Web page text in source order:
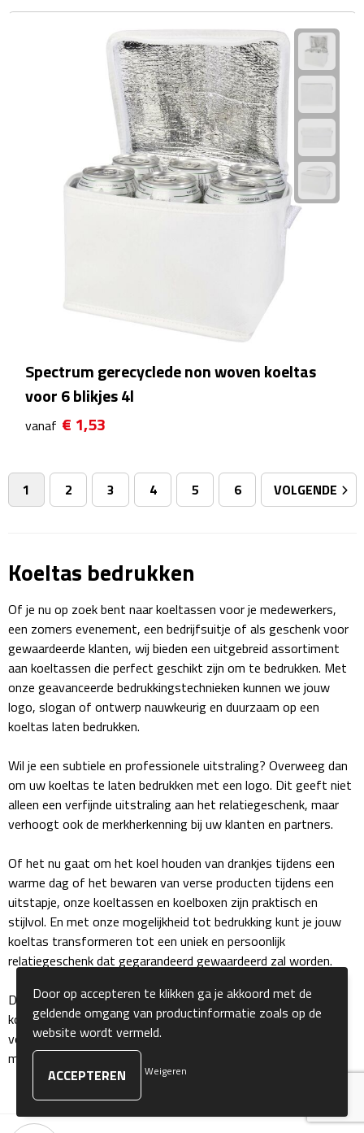
Kleding & Caps
Badtextiel & Douche
Bovenkleding
Overhemden
Fleecevesten
Broeken
Korte broeken
Lange broeken
Rokken
Ondergoed & Sokken
Ondergoed
Sokken
Bandanas
Caps
Hoeden
Mutsen
Oorwarmers
Zonnekleppen
Handschoenen & Sjaals
Spectrum gerecyclede non woven koeltas
voor 6 blikjes 4l
vanaf € 1,53
1 2 3 4 5 6 VOLGENDE
Koeltas bedrukken
Of je nu op zoek bent naar koeltassen voor je medewerkers,
een zomers evenement, een bedrijfsuitje of als geschenk voor
gewaardeerde klanten, wij bieden een uitgebreid assortiment
aan koeltassen die perfect geschikt zijn om te bedrukken. Met
onze geavanceerde bedrukkingstechnieken kunnen we jouw
logo, slogan of ontwerp nauwkeurig en duurzaam op een
koeltas laten bedrukken.
Wil je een subtiele en professionele uitstraling? Overweeg dan
om uw koeltas te laten bedrukken met een logo. Dit geeft niet
alleen een verfijnde uitstraling aan het relatiegeschenk, maar
verhoogt ook de merkherkenning bij uw klanten en partners.
Of het nu gaat om het koel houden van drankjes tijdens een
warme dag of het bewaren van verse producten tijdens een
uitstapje, onze koeltassen en koelboxen zijn praktisch en
stijlvol. En met onze mogelijkheid tot bedrukking kunt je jouw
koeltas transformeren tot een uniek en persoonlijk
relatiegeschenk dat gegarandeerd gewaardeerd zal worden.
Dus waar wacht je nog op? Ontdek ons assortiment aan
koeltassen en laat ze bedrukken met jouw logo of boodschap
voor een onvergetelijk relatiegeschenk dat zowel praktisch als
memorabel is.
Door op accepteren te klikken ga je akkoord met de
geldende omgang van productinformatie zoals op de
website wordt vermeld.
Weigeren